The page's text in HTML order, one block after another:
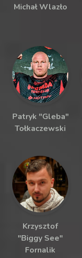
Michał Wlazło
Patryk "Gleba"
Tołkaczewski
Krzysztof
"Biggy See"
Fornalik